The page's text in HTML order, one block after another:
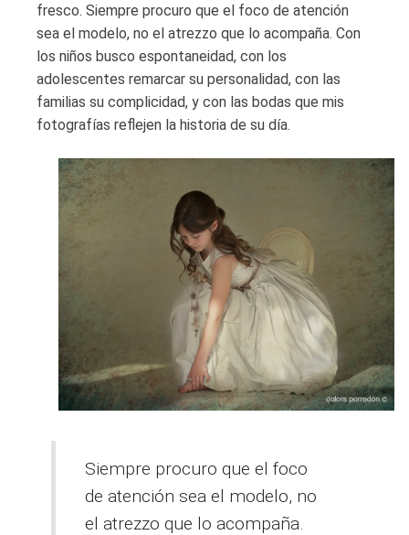
fresco. Siempre procuro que el foco de atención
sea el modelo, no el atrezzo que lo acompaña. Con
los niños busco espontaneidad, con los
adolescentes remarcar su personalidad, con las
familias su complicidad, y con las bodas que mis
fotografías reflejen la historia de su día.
Siempre procuro que el foco
de atención sea el modelo, no
el atrezzo que lo acompaña.